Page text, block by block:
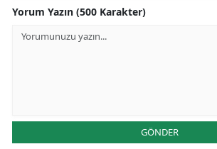
Yorum Yazın (500 Karakter)
GÖNDER